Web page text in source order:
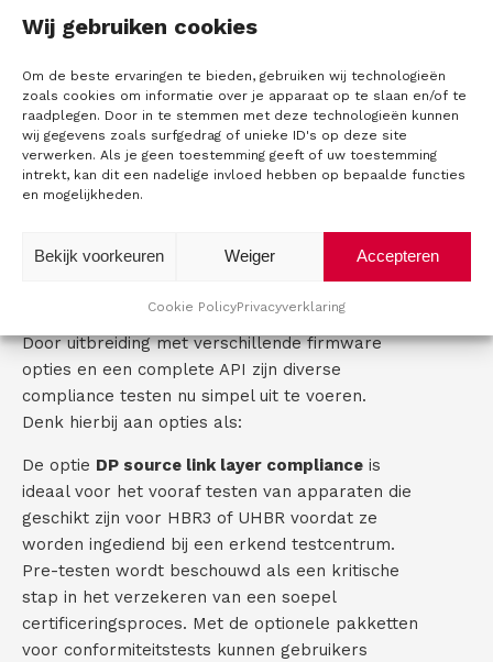
Wij gebruiken cookies
Om de beste ervaringen te bieden, gebruiken wij technologieën
zoals cookies om informatie over je apparaat op te slaan en/of te
raadplegen. Door in te stemmen met deze technologieën kunnen
wij gegevens zoals surfgedrag of unieke ID's op deze site
verwerken. Als je geen toestemming geeft of uw toestemming
intrekt, kan dit een nadelige invloed hebben op bepaalde functies
en mogelijkheden.
Accepteren
Weiger
Bekijk voorkeuren
Cookie PolicyPrivacyverklaring
De videogenerator biedt een grote bibliotheek
nodig zijn voor eenvoudige verificatie van
beeldschermen van de volgende generatie.
Door de real-time weergaven en het volledig
vastlegging van main line video inclusief meta
data en AUX transacties wordt het testen van
silicium ontwikkelboards, displays, docking
stations, hubs, USB-C adapters, retimers en
extenders heel eenvoudig.
Configureerbaar
Door uitbreiding met verschillende firmware
opties en een complete API zijn diverse
compliance testen nu simpel uit te voeren.
Denk hierbij aan opties als:
De optie DP source link layer compliance is
ideaal voor het vooraf testen van apparaten die
geschikt zijn voor HBR3 of UHBR voordat ze
worden ingediend bij een erkend testcentrum.
Pre-testen wordt beschouwd als een kritische
stap in het verzekeren van een soepel
certificeringsproces. Met de optionele pakketten
voor conformiteitstests kunnen gebruikers